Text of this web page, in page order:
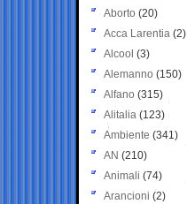
Aborto (20)
Acca Larentia (2)
Alcool (3)
Alemanno (150)
Alfano (315)
Alitalia (123)
Ambiente (341)
AN (210)
Animali (74)
Arancioni (2)